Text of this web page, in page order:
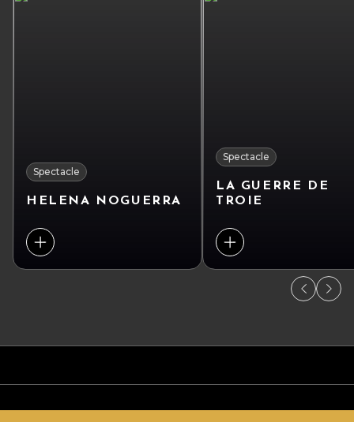
Spectacle
HELENA NOGUERRA
Spectacle
LA GUERRE DE
TROIE